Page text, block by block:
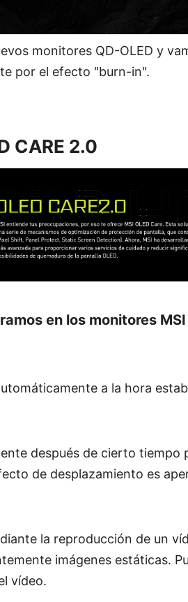
monitores QD-OLED y
por el efecto "burn-in".
CARE 2.0
en los monitores MSI
a la hora
después de cierto tiempo
de desplazamiento es
la reproducción de un
imágenes estáticas.
vídeo.